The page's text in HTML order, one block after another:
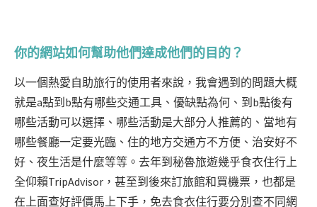
你的網站如何幫助他們達成他們的目的？
以一個熱愛自助旅行的使用者來說，我會遇到的問題大概
就是a點到b點有哪些交通工具、優缺點為何、到b點後有
哪些活動可以選擇、哪些活動是大部分人推薦的、當地有
哪些餐廳一定要光臨、住的地方交通方不方便、治安好不
好、夜生活是什麼等等。去年到秘魯旅遊幾乎食衣住行上
全仰賴TripAdvisor，甚至到後來訂旅館和買機票，也都是
在上面查好評價馬上下手，免去食衣住行要分別查不同網